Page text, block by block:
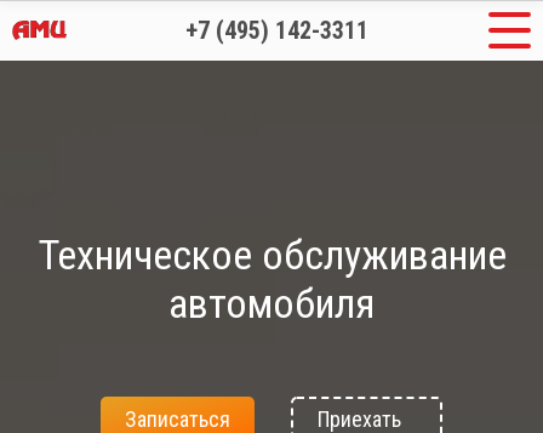
+7 (495) 142-3311
Техническое обслуживание
автомобиля
Записаться Приехать